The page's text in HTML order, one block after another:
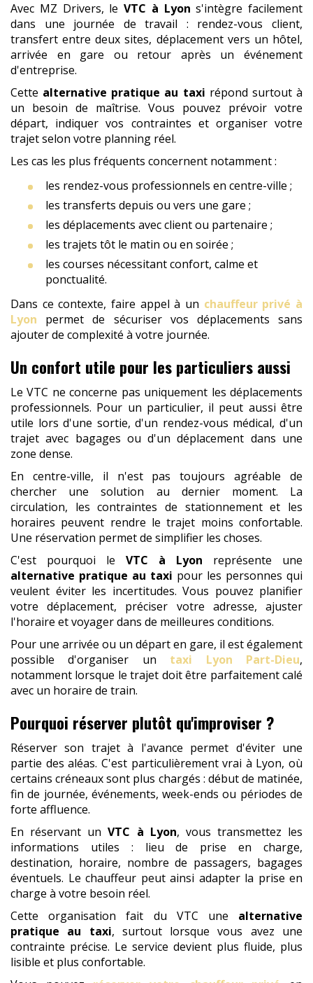
Avec MZ Drivers, le VTC à Lyon s'intègre facilement
dans une journée de travail : rendez-vous client,
transfert entre deux sites, déplacement vers un hôtel,
arrivée en gare ou retour après un événement
d'entreprise.
Cette alternative pratique au taxi répond surtout à
un besoin de maîtrise. Vous pouvez prévoir votre
départ, indiquer vos contraintes et organiser votre
trajet selon votre planning réel.
Les cas les plus fréquents concernent notamment :
les rendez-vous professionnels en centre-ville ;
les transferts depuis ou vers une gare ;
les déplacements avec client ou partenaire ;
les trajets tôt le matin ou en soirée ;
les courses nécessitant confort, calme et
ponctualité.
Dans ce contexte, faire appel à un chauffeur privé à
Lyon permet de sécuriser vos déplacements sans
ajouter de complexité à votre journée.
Un confort utile pour les particuliers aussi
Le VTC ne concerne pas uniquement les déplacements
professionnels. Pour un particulier, il peut aussi être
utile lors d'une sortie, d'un rendez-vous médical, d'un
trajet avec bagages ou d'un déplacement dans une
zone dense.
En centre-ville, il n'est pas toujours agréable de
chercher une solution au dernier moment. La
circulation, les contraintes de stationnement et les
horaires peuvent rendre le trajet moins confortable.
Une réservation permet de simplifier les choses.
C'est pourquoi le VTC à Lyon représente une
alternative pratique au taxi pour les personnes qui
veulent éviter les incertitudes. Vous pouvez planifier
votre déplacement, préciser votre adresse, ajuster
l'horaire et voyager dans de meilleures conditions.
Pour une arrivée ou un départ en gare, il est également
possible d'organiser un taxi Lyon Part-Dieu,
notamment lorsque le trajet doit être parfaitement calé
avec un horaire de train.
Pourquoi réserver plutôt qu'improviser ?
Réserver son trajet à l'avance permet d'éviter une
partie des aléas. C'est particulièrement vrai à Lyon, où
certains créneaux sont plus chargés : début de matinée,
fin de journée, événements, week-ends ou périodes de
forte affluence.
En réservant unVTC à Lyon, vous transmettez les
informations utiles : lieu de prise en charge,
destination, horaire, nombre de passagers, bagages
éventuels. Le chauffeur peut ainsi adapter la prise en
charge à votre besoin réel.
Cette organisation fait du VTC une alternative
pratique au taxi, surtout lorsque vous avez une
contrainte précise. Le service devient plus fluide, plus
lisible et plus confortable.